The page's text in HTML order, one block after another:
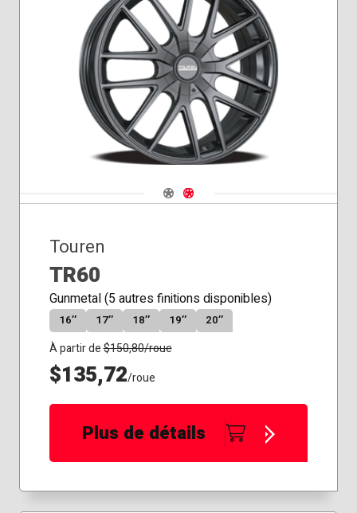
Siège
conique
Navigate 1
Navigate 2
Touren
TR60
Gunmetal (5 autres finitions disponibles)
16″ 17″ 18″ 19″ 20″
À partir de$150,80/roue
$135,72/roue
Plus de détails